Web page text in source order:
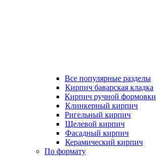
Все популярные разделы
Кирпич баварская кладка
Кирпич ручной формовки
Клинкерный кирпич
Ригельный кирпич
Щелевой кирпич
Фасадный кирпич
Керамический кирпич
По формату